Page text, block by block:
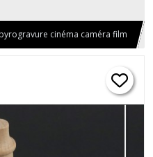
cinéma caméra film